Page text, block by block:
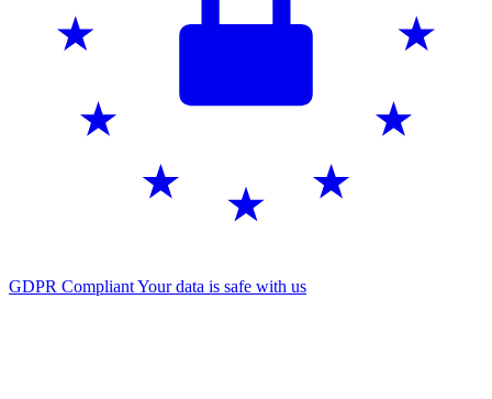
GDPR CompliantYour data is safe with us